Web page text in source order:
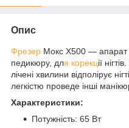
Опис
Фрезер Мокс X500 — апарат
педикюру, для корекції
лічені хвилини відполірує
легкістю проведе інші
Характеристики:
Потужність: 65 Вт